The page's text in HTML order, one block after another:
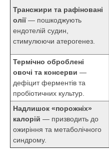
Трансжири та рафіновані
олії— пошкоджують
ендотелій судин,
стимулюючи атерогенез.
Термічно оброблені
овочі та консерви —
дефіцит ферментів та
пробіотичних культур.
Надлишок «порожніх»
калорій — призводить до
ожиріння та метаболічного
синдрому.